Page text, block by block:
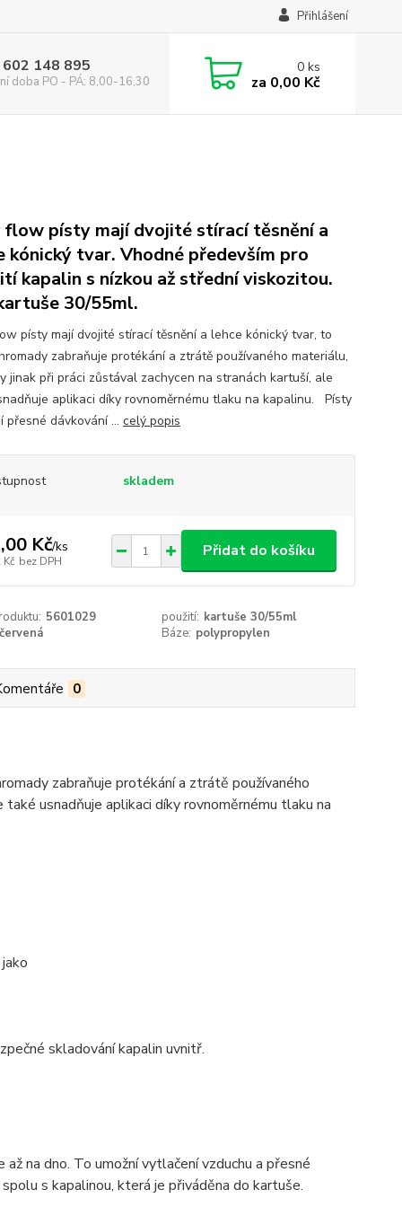
Přihlášení
148 895
doba PO - PÁ: 8,00-16,30
0ks
za 0,00 Kč
flow písty mají dvojité stírací těsnění a
kónický tvar. Vhodné především pro
kapalin s nízkou až střední viskozitou.
30/55ml.
písty mají dvojité stírací těsnění a lehce kónický tvar, to
zabraňuje protékání a ztrátě používaného materiálu,
jinak při práci zůstával zachycen na stranách kartuší, ale
aplikaci díky rovnoměrnému tlaku na kapalinu. Písty
přesné dávkování ... celý popis
skladem
Kč/ks
Kč bez DPH
Přidat do košíku
5601029 použití: kartuše 30/55ml
červená Báze: polypropylen
0
zabraňuje protékání a ztrátě používaného
usnadňuje aplikaci díky rovnoměrnému tlaku na
skladování kapalin uvnitř.
na dno. To umožní vytlačení vzduchu a přesné
s kapalinou, která je přiváděna do kartuše.